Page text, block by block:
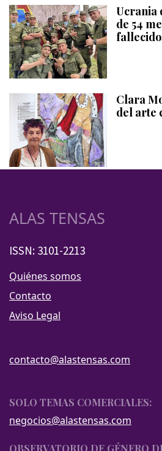
Ucrania
de 54
Clara
del arte
ALAS TENSAS
ISSN: 3101-2213
Quiénes somos
Contacto
Aviso Legal
contacto@alastensas.com
SOLO TEMAS COMERCIALES:
negocios@alastensas.com
OBSERVATORIO DE GÉNERO